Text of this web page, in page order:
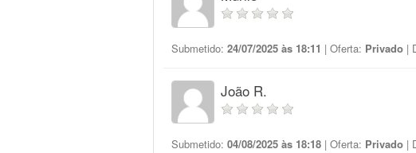
Submetido: 24/07/2025 às 18:11 | Oferta: Privado |
João R.
Submetido: 04/08/2025 às 18:18 | Oferta: Privado |